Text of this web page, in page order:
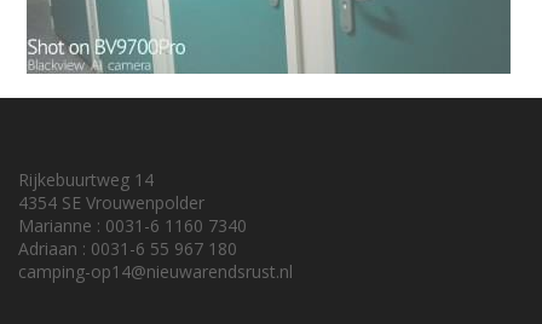
Rijkebuurtweg 14
4354 SE Vrouwenpolder
Marianne : 0031-6 1160 7340
Adriaan : 0031-6 55 967 180
camping-op14@nieuwarendsrust.nl